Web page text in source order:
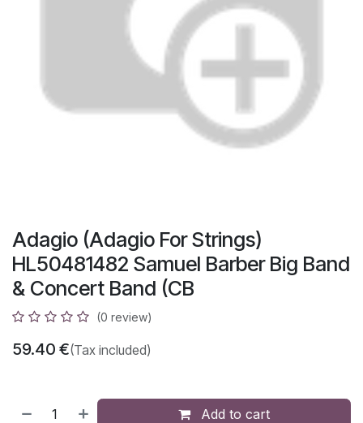
Adagio (Adagio For Strings)
HL50481482 Samuel Barber Big Band
& Concert Band (CB
(0 review)
59.40 €(Tax included)
Add to cart